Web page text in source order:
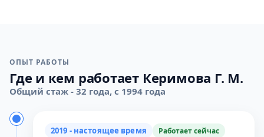
ОПЫТ РАБОТЫ
Где и кем работает Керимова Г. М.
Общий стаж - 32 года, с 1994 года
2019 - настоящее время Работает сейчас